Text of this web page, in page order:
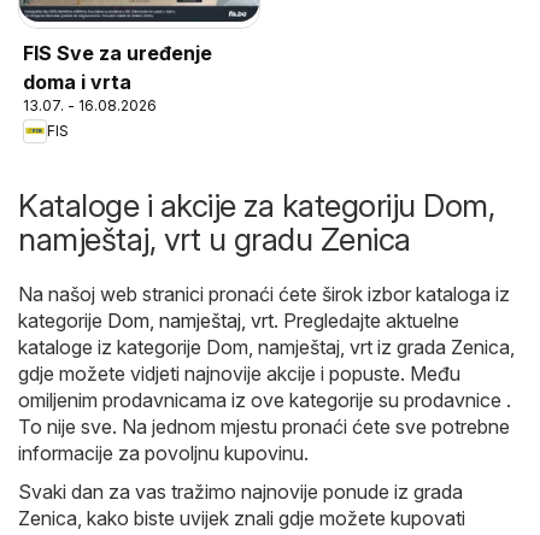
FIS Sve za uređenje
doma i vrta
13.07. - 16.08.2026
FIS
Kataloge i akcije za kategoriju Dom,
namještaj, vrt u gradu Zenica
Na našoj web stranici pronaći ćete širok izbor kataloga iz
kategorije Dom, namještaj, vrt. Pregledajte aktuelne
kataloge iz kategorije Dom, namještaj, vrt iz grada Zenica,
gdje možete vidjeti najnovije akcije i popuste. Među
omiljenim prodavnicama iz ove kategorije su prodavnice .
To nije sve. Na jednom mjestu pronaći ćete sve potrebne
informacije za povoljnu kupovinu.
Svaki dan za vas tražimo najnovije ponude iz grada
Zenica, kako biste uvijek znali gdje možete kupovati